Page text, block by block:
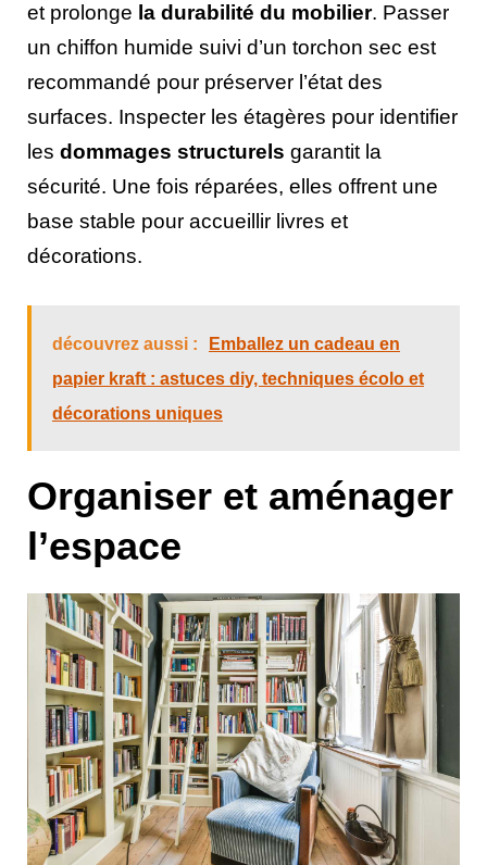
et prolonge la durabilité du mobilier. Passer
un chiffon humide suivi d’un torchon sec est
recommandé pour préserver l’état des
surfaces. Inspecter les étagères pour identifier
les dommages structurels garantit la
sécurité. Une fois réparées, elles offrent une
base stable pour accueillir livres et
décorations.
découvrez aussi :
Emballez un cadeau en
papier kraft : astuces diy, techniques écolo et
décorations uniques
Organiser et aménager
l’espace